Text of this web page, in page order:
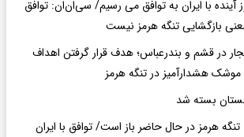
آینده با ایران به توافق می رسیم/ سی‌ان‌ان: توافق
بازگشایی تنگه هرمز نیست
در قشم و بندرعباس؛ هدف قرار گرفتن اهداف
هشدارآمیز در تنگه هرمز
بسته شد
هرمز در حال حاضر باز است/ توافق با ایران